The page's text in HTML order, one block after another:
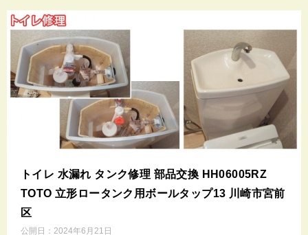
トイレ 水漏れ タンク修理 部品交換 HH06005RZ
TOTO 立形ロータンク用ボールタップ13 川崎市宮前
区
公開日： 2024年6月21日